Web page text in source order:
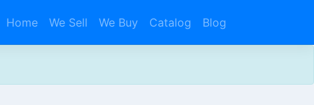
Home We Sell We Buy Catalog Blog